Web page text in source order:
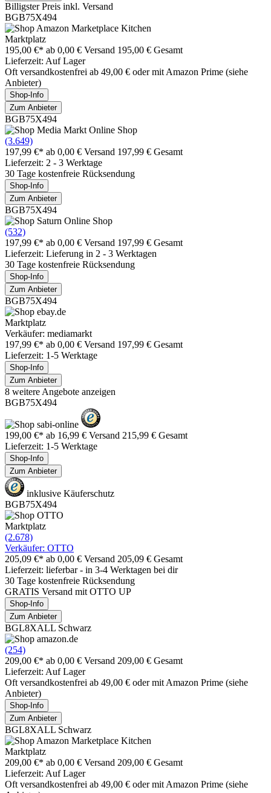
Billigster Preis inkl. Versand
BGB75X494
Marktplatz
195,00 €* ab 0,00 € Versand 195,00 € Gesamt
Lieferzeit: Auf Lager
Oft versandkostenfrei ab 49,00 € oder mit Amazon Prime (siehe
Anbieter)
Shop-Info
Zum Anbieter
BGB75X494
(3.649)
197,99 €* ab 0,00 € Versand 197,99 € Gesamt
Lieferzeit: 2 - 3 Werktage
30 Tage kostenfreie Rücksendung
Shop-Info
Zum Anbieter
BGB75X494
(532)
197,99 €* ab 0,00 € Versand 197,99 € Gesamt
Lieferzeit: Lieferung in 2 - 3 Werktagen
30 Tage kostenfreie Rücksendung
Shop-Info
Zum Anbieter
BGB75X494
Marktplatz
Verkäufer: mediamarkt
197,99 €* ab 0,00 € Versand 197,99 € Gesamt
Lieferzeit: 1-5 Werktage
Shop-Info
Zum Anbieter
8 weitere Angebote anzeigen
BGB75X494
199,00 €* ab 16,99 € Versand 215,99 € Gesamt
Lieferzeit: 1-5 Werktage
Shop-Info
Zum Anbieter
inklusive Käuferschutz
BGB75X494
Marktplatz
(2.678)
Verkäufer: OTTO
205,09 €* ab 0,00 € Versand 205,09 € Gesamt
Lieferzeit: lieferbar - in 3-4 Werktagen bei dir
30 Tage kostenfreie Rücksendung
GRATIS Versand mit OTTO UP
Shop-Info
Zum Anbieter
BGL8XALL Schwarz
(254)
209,00 €* ab 0,00 € Versand 209,00 € Gesamt
Lieferzeit: Auf Lager
Oft versandkostenfrei ab 49,00 € oder mit Amazon Prime (siehe
Anbieter)
Shop-Info
Zum Anbieter
BGL8XALL Schwarz
Marktplatz
209,00 €* ab 0,00 € Versand 209,00 € Gesamt
Lieferzeit: Auf Lager
Oft versandkostenfrei ab 49,00 € oder mit Amazon Prime (siehe